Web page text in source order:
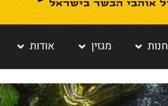
חנות מגזין אודות